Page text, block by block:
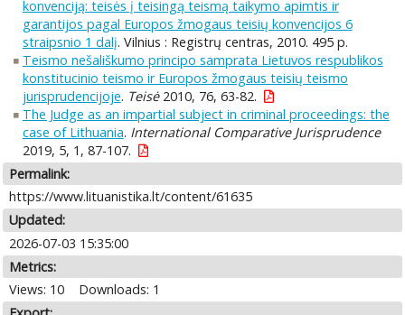
konvenciją: teisės į teisingą teismą taikymo apimtis ir
garantijos pagal Europos žmogaus teisių konvencijos 6
straipsnio 1 dalį. Vilnius : Registrų centras, 2010. 495 p.
Teismo nešališkumo principo samprata Lietuvos respublikos
konstitucinio teismo ir Europos žmogaus teisių teismo
jurisprudencijoje. Teisė2010, 76, 63-82.
The Judge as an impartial subject in criminal proceedings: the
case of Lithuania. International Comparative Jurisprudence
2019, 5, 1, 87-107.
Permalink:
https://www.lituanistika.lt/content/61635
Updated:
2026-07-03 15:35:00
Metrics:
Views: 10
Downloads: 1